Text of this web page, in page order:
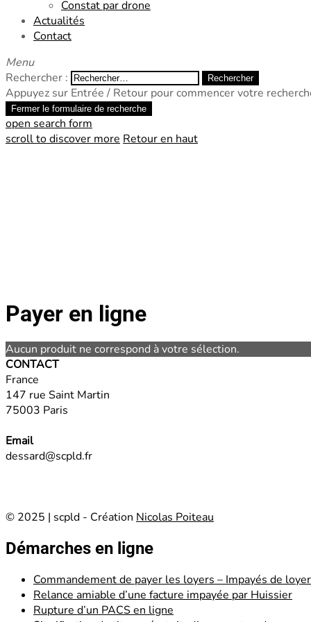
Constat par drone
Actualités
Contact
Menu
Rechercher :
Appuyez sur Entrée / Retour pour commencer votre
Fermer le formulaire de recherche
open search form
scroll to discover more Retour en haut
Payer en ligne
Aucun produit ne correspond à votre sélection.
CONTACT
France
147 rue Saint Martin
75003 Paris
Email
dessard@scpld.fr
© 2025 | scpld - Création Nicolas Poiteau
Démarches en ligne
Commandement de payer les loyers – Impayés de
Relance amiable d’une facture impayée par Huissier
Rupture d’un PACS en ligne